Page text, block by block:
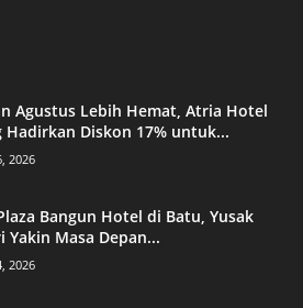
Agustus Lebih Hemat, Atria Hotel
Hadirkan Diskon 17% untuk...
2026
Bangun Hotel di Batu, Yusak
Yakin Masa Depan...
2026